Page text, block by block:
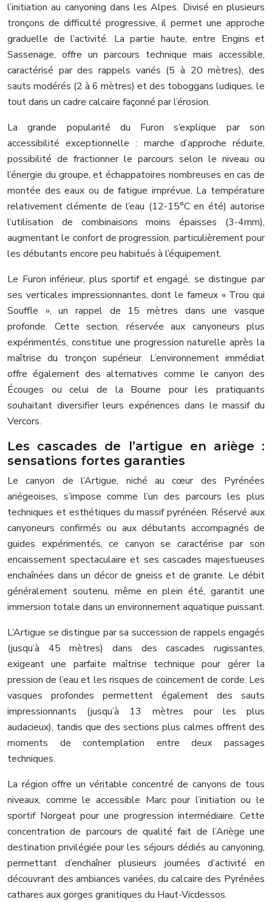
l’initiation au canyoning dans les Alpes. Divisé en plusieurs
tronçons de difficulté progressive, il permet une approche
graduelle de l’activité. La partie haute, entre Engins et
Sassenage, offre un parcours technique mais accessible,
caractérisé par des rappels variés (5 à 20 mètres), des
sauts modérés (2 à 6 mètres) et des toboggans ludiques, le
tout dans un cadre calcaire façonné par l’érosion.
La grande popularité du Furon s’explique par son
accessibilité exceptionnelle : marche d’approche réduite,
possibilité de fractionner le parcours selon le niveau ou
l’énergie du groupe, et échappatoires nombreuses en cas de
montée des eaux ou de fatigue imprévue. La température
relativement clémente de l’eau (12-15°C en été) autorise
l’utilisation de combinaisons moins épaisses (3-4mm),
augmentant le confort de progression, particulièrement pour
les débutants encore peu habitués à l’équipement.
Le Furon inférieur, plus sportif et engagé, se distingue par
ses verticales impressionnantes, dont le fameux « Trou qui
Souffle », un rappel de 15 mètres dans une vasque
profonde. Cette section, réservée aux canyoneurs plus
expérimentés, constitue une progression naturelle après la
maîtrise du tronçon supérieur. L’environnement immédiat
offre également des alternatives comme le canyon des
Écouges ou celui de la Bourne pour les pratiquants
souhaitant diversifier leurs expériences dans le massif du
Vercors.
Les cascades de l’artigue en ariège :
sensations fortes garanties
Le canyon de l’Artigue, niché au cœur des Pyrénées
ariégeoises, s’impose comme l’un des parcours les plus
techniques et esthétiques du massif pyrénéen. Réservé aux
canyoneurs confirmés ou aux débutants accompagnés de
guides expérimentés, ce canyon se caractérise par son
encaissement spectaculaire et ses cascades majestueuses
enchaînées dans un décor de gneiss et de granite. Le débit
généralement soutenu, même en plein été, garantit une
immersion totale dans un environnement aquatique puissant.
L’Artigue se distingue par sa succession de rappels engagés
(jusqu’à 45 mètres) dans des cascades rugissantes,
exigeant une parfaite maîtrise technique pour gérer la
pression de l’eau et les risques de coincement de corde. Les
vasques profondes permettent également des sauts
impressionnants (jusqu’à 13 mètres pour les plus
audacieux), tandis que des sections plus calmes offrent des
moments de contemplation entre deux passages
techniques.
La région offre un véritable concentré de canyons de tous
niveaux, comme le accessible Marc pour l’initiation ou le
sportif Norgeat pour une progression intermédiaire. Cette
concentration de parcours de qualité fait de l’Ariège une
destination privilégiée pour les séjours dédiés au canyoning,
permettant d’enchaîner plusieurs journées d’activité en
découvrant des ambiances variées, du calcaire des Pyrénées
cathares aux gorges granitiques du Haut-Vicdessos.